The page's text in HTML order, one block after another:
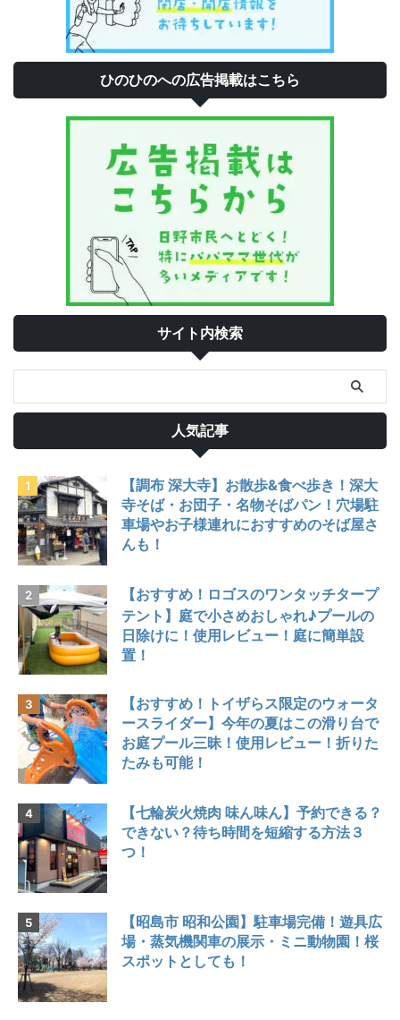
ひのひのへの広告掲載はこちら
サイト内検索
人気記事
【調布 深大寺】お散歩&食べ歩き！深大
寺そば・お団子・名物そばパン！穴場駐
車場やお子様連れにおすすめのそば屋さ
んも！
【おすすめ！ロゴスのワンタッチタープ
テント】庭で小さめおしゃれ♪プールの
日除けに！使用レビュー！庭に簡単設
置！
【おすすめ！トイザらス限定のウォータ
ースライダー】今年の夏はこの滑り台で
お庭プール三昧！使用レビュー！折りた
たみも可能！
【七輪炭火焼肉 味ん味ん】予約できる？
できない？待ち時間を短縮する方法３
つ！
【昭島市 昭和公園】駐車場完備！遊具広
場・蒸気機関車の展示・ミニ動物園！桜
スポットとしても！